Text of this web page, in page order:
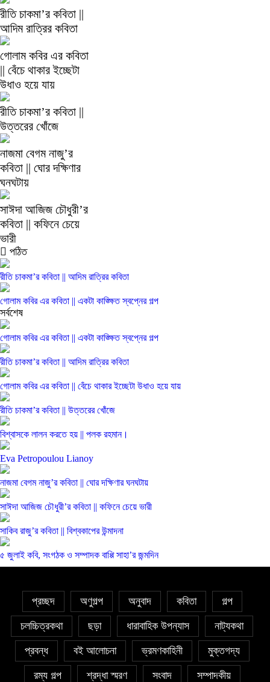
রীতি চাকমা’র কবিতা ||
আদিম রাত্রির কবিতা
গোলাম কবির এর কবিতা
|| বেঁচে থাকার ইচ্ছেটা
উধাও হয়ে যায়
রীতি চাকমা’র কবিতা ||
উত্তরের খোঁজে
নাজমা বেগম নাজু’র
কবিতা || ঘোর দক্ষিণার
ঘনঘটায়
সাঈদা আজিজ চৌধুরী’র
কবিতা || কফিনে চেয়ে
ভারী
পঠিত
রীতি চাকমা’র কবিতা || আদিম রাত্রির কবিতা
গোলাম কবির এর কবিতা || একটা কাঙ্ক্ষিত স্বপ্নের গল্প
সর্বশেষ
গোলাম কবির এর কবিতা || একটা কাঙ্ক্ষিত স্বপ্নের গল্প
রীতি চাকমা’র কবিতা || আদিম রাত্রির কবিতা
গোলাম কবির এর কবিতা || বেঁচে থাকার ইচ্ছেটা উধাও হয়ে যায়
রীতি চাকমা’র কবিতা || উত্তরের খোঁজে
বিশ্বাসকে লালন করতে হয় || পলক রহমান।
Eva Petropoulou Lianoy
নাজমা বেগম নাজু’র কবিতা || ঘোর দক্ষিণার ঘনঘটায়
সাঈদা আজিজ চৌধুরী’র কবিতা || কফিনে চেয়ে ভারী
সাকিব রাজু’র কবিতা || বিশ্বকাপের উন্মাদনা
৫ জুলাই কবি, সংগঠক ও সম্পাদক বাপ্পি সাহা’র জন্মদিন
প্রচ্ছদ অণুগল্প অনুবাদ কবিতা গল্প
চলচ্চিত্রকথা ছড়া ধারাবাহিক উপন্যাস নাট্যকথা
প্রবন্ধ বই আলোচনা ভ্রমণকাহিনী মুক্তগদ্য
রম্য গল্প শ্রদ্ধা স্মরণ সংবাদ সম্পাদকীয়